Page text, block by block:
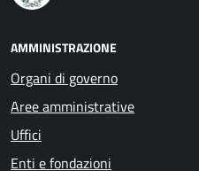
AMMINISTRAZIONE
Organi di governo
Aree amministrative
Uffici
Enti e fondazioni